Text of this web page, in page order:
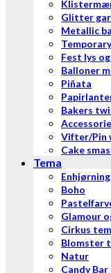
Glitter
Metallic
Fest lys
Balloner
Piñata
Bakers
Vifter/Pin
Cake
Tema
Enhjørning
Boho
Glamour
Cirkus
Blomster
Natur
Candy Bar